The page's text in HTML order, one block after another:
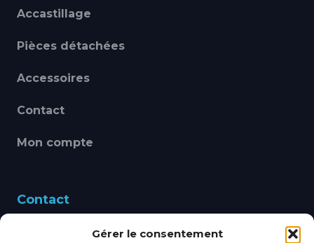
Gérer le consentement
Accastillage
Pièces détachées
Accessoires
Contact
Mon compte
Contact
460 Avenue Alain Le